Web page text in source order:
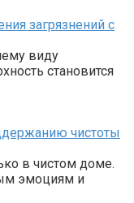
загрязнений с
виду
становится
чистоты
в чистом доме.
эмоциям и